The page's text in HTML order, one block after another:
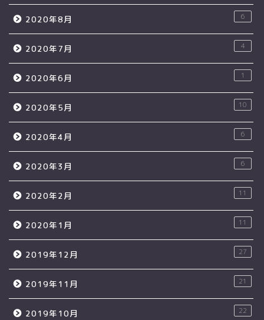
2020年8月 6
2020年7月 4
2020年6月 1
2020年5月 10
2020年4月 6
2020年3月 6
2020年2月 11
2020年1月 11
2019年12月 27
2019年11月 21
2019年10月 22